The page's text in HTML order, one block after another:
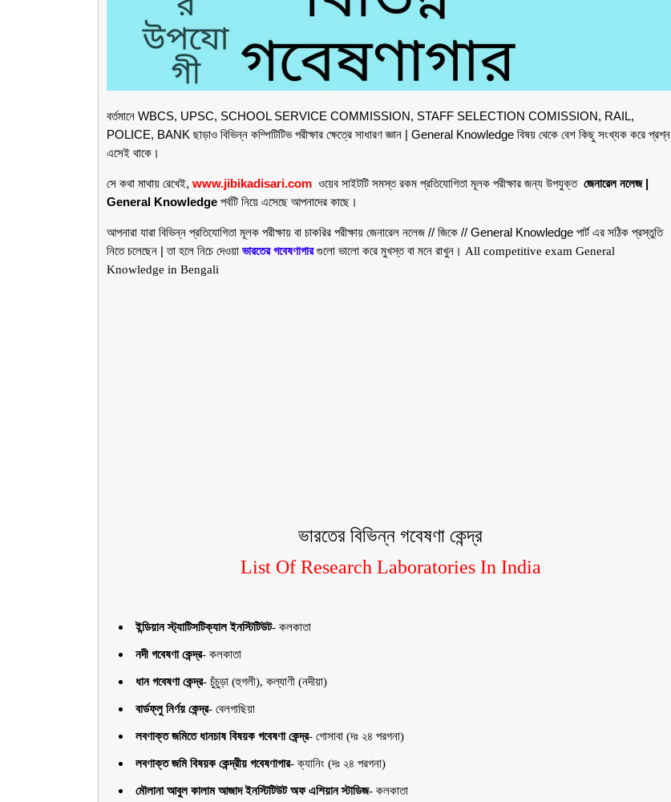
বর্তমানে WBCS, UPSC, SCHOOL SERVICE COMMISSION, STAFF SELECTION COMISSION, RAIL,
POLICE, BANK ছাড়াও বিভিন্ন কম্পিটিটিভ পরীক্ষার ক্ষেত্রে সাধারণ জ্ঞান | General Knowledge বিষয় থেকে বেশ কিছু সংখ্যক করে প্রশ্ন
এসেই থাকে।
সে কথা মাথায় রেখেই, www.jibikadisari.com ওয়েব সাইটটি সমস্ত রকম প্রতিযোগিতা মূলক পরীক্ষার জন্য উপযুক্ত জেনারেল নলেজ |
General Knowledge পর্বটি নিয়ে এসেছে আপনাদের কাছে।
আপনারা যারা বিভিন্ন প্রতিযোগিতা মূলক পরীক্ষায় বা চাকরির পরীক্ষায় জেনারেল নলেজ // জিকে // General Knowledge পার্ট এর সঠিক প্রস্তুতি
নিতে চলেছেন | তা হলে নিচে দেওয়া ভারতের গবেষণাগারগুলো ভালো করে মুখস্ত বা মনে রাখুন। All competitive exam General
Knowledge in Bengali
ভারতের বিভিন্ন গবেষণা কেন্দ্র
List Of Research Laboratories In India
ইন্ডিয়ান স্ট্যাটিসটিক্যাল ইনস্টিটিউট- কলকাতা
নদী গবেষণা কেন্দ্র- কলকাতা
ধান গবেষণা কেন্দ্র- চুঁচুড়া (হুগলী), কল্যাণী (নদীয়া)
বার্ডফ্লু নির্ণয় কেন্দ্র- বেলগাছিয়া
লবণাক্ত জমিতে ধানচাষ বিষয়ক গবেষণা কেন্দ্র- গােসাবা (দঃ ২৪ পরগনা)
লবণাক্ত জমি বিষয়ক কেন্দ্রীয় গবেষণাগার- ক্যানিং (দঃ ২৪ পরগনা)
মৌলানা আবুল কালাম আজাদ ইনস্টিটিউট অফ এশিয়ান স্টাডিজ- কলকাতা